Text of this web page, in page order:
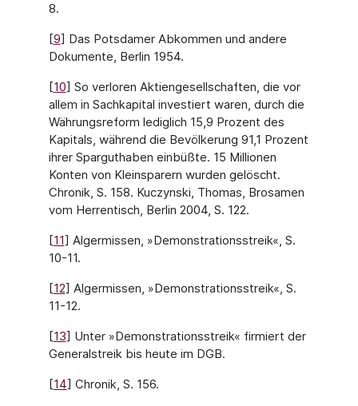
8.
[9] Das Potsdamer Abkommen und andere
Dokumente, Berlin 1954.
[10] So verloren Aktiengesellschaften, die vor
allem in Sachkapital investiert waren, durch die
Währungsreform lediglich 15,9 Prozent des
Kapitals, während die Bevölkerung 91,1 Prozent
ihrer Sparguthaben einbüßte. 15 Millionen
Konten von Kleinsparern wurden gelöscht.
Chronik, S. 158. Kuczynski, Thomas, Brosamen
vom Herrentisch, Berlin 2004, S. 122.
[11] Algermissen, »Demonstrationsstreik«, S.
10-11.
[12] Algermissen, »Demonstrationsstreik«, S.
11-12.
[13] Unter »Demonstrationsstreik« firmiert der
Generalstreik bis heute im DGB.
[14] Chronik, S. 156.